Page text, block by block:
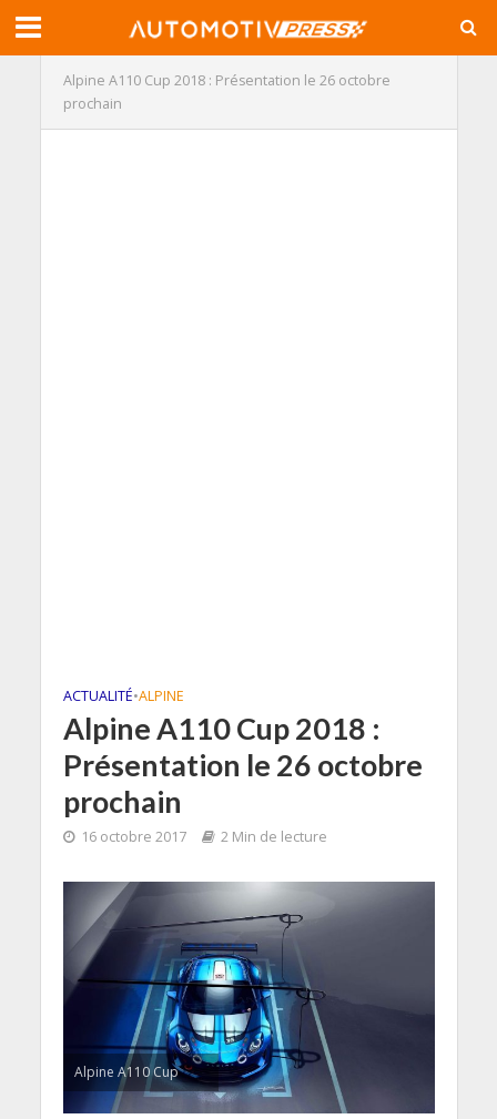
Alpine A110 Cup 2018 : Présentation le 26 octobre
prochain
ACTUALITÉ•ALPINE
Alpine A110 Cup 2018 :
Présentation le 26 octobre
prochain
16 octobre 2017 2 Min de lecture
Alpine A110 Cup